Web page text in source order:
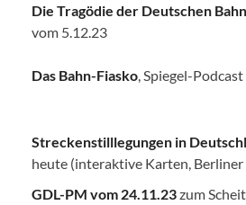
Die Tragödie der Deutschen Bahn
vom 5.12.23
Das Bahn-Fiasko , Spiegel-
Streckenstilllegungen in
heute (interaktive Karten,
GDL-PM vom 24.11.23zum